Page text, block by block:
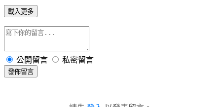
載入更多
公開留言 私密留言
發佈留言